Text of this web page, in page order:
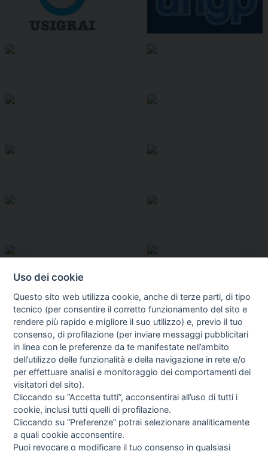
I libri Vedi tutti
Uso dei cookie
Questo sito web utilizza cookie, anche di terze parti, di tipo
tecnico (per consentire il corretto funzionamento del sito e
rendere più rapido e migliore il suo utilizzo) e, previo il tuo
consenso, di profilazione (per inviare messaggi pubblicitari
in linea con le preferenze da te manifestate nell’ambito
dell’utilizzo delle funzionalità e della navigazione in rete e/o
per effettuare analisi e monitoraggio dei comportamenti dei
visitatori del sito).
Cliccando su “Accetta tutti”, acconsentirai all’uso di tutti i
cookie, inclusi tutti quelli di profilazione.
Cliccando su “Preferenze” potrai selezionare analiticamente
a quali cookie acconsentire.
Puoi revocare o modificare il tuo consenso in qualsiasi